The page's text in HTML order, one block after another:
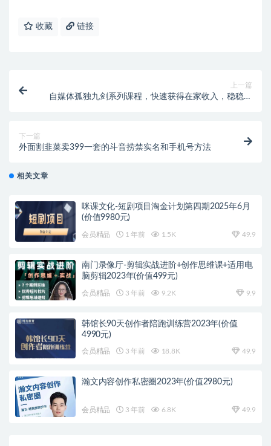
收藏 链接
上一篇
自媒体孤独九剑系列课程，快速获得在家收入，稳稳有
下一篇
外面割韭菜卖399一套的斗音捞禁实名和手机号方法
相关文章
咪课文化-短剧项目淘金计划第四期2025年6月
(价值9980元)
会员精品 1 年前 1.5K 49.9
南门录像厅-剪辑实战进阶+创作思维课+适用电
脑剪辑2023年(价值499元)
会员精品 3 年前 9.2K 9.9
韩馆长90天创作者陪跑训练营2023年(价值
4990元)
会员精品 3 年前 18.8K 49.9
瀚文内容创作私密圈2023年(价值2980元)
会员精品 3 年前 6.8K 49.9